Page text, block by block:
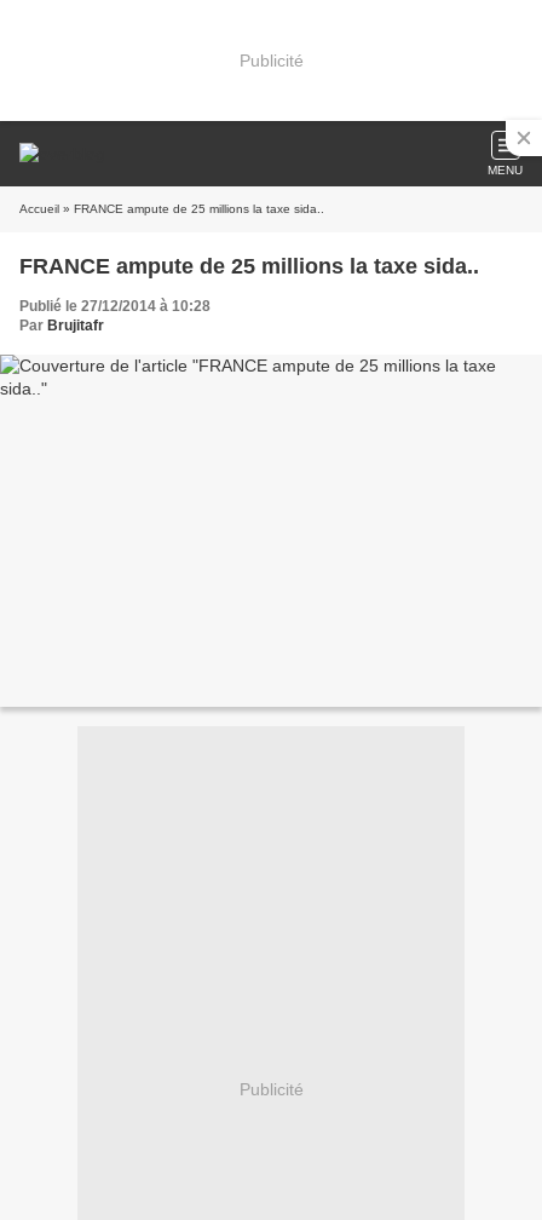
Publicité
MENU
Accueil » FRANCE ampute de 25 millions la taxe sida..
FRANCE ampute de 25 millions la taxe sida..
Publié le 27/12/2014 à 10:28
Par Brujitafr
Publicité